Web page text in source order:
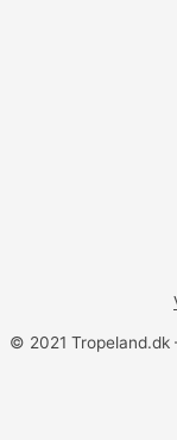
© 2021 Tropeland.dk